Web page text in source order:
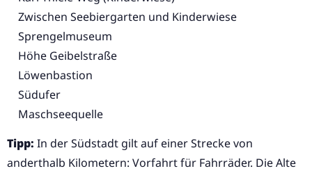
Zwischen Seebiergarten und Kinderwiese
Sprengelmuseum
Höhe Geibelstraße
Löwenbastion
Südufer
Maschseequelle
Tipp: In der Südstadt gilt auf einer Strecke von
anderthalb Kilometern: Vorfahrt für Fahrräder. Die Alte